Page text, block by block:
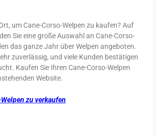
um Cane-Corso-Welpen zu kaufen? Auf
Sie eine große Auswahl an Cane-Corso-
das ganze Jahr über Welpen angeboten.
zuverlässig, und viele Kunden bestätigen
Kaufen Sie Ihren Cane-Corso-Welpen
Website.
zu verkaufen